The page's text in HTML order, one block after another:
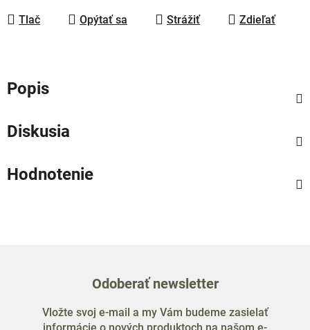
Tlač Opýtať sa Strážiť Zdieľať
Popis
Diskusia
Hodnotenie
Odoberať newsletter
Vložte svoj e-mail a my Vám budeme zasielať